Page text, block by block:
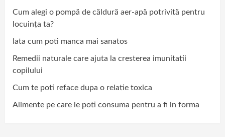
Cum alegi o pompă de căldură aer-apă potrivită pentru
locuința ta?
Iata cum poti manca mai sanatos
Remedii naturale care ajuta la cresterea imunitatii
copilului
Cum te poti reface dupa o relatie toxica
Alimente pe care le poti consuma pentru a fi in forma